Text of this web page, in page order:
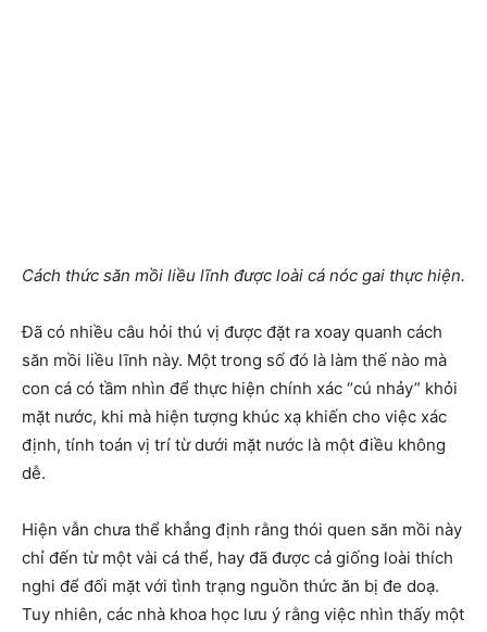
Cách thức săn mồi liều lĩnh được loài cá nóc gai thực hiện.
Đã có nhiều câu hỏi thú vị được đặt ra xoay quanh cách
săn mồi liều lĩnh này. Một trong số đó là làm thế nào mà
con cá có tầm nhìn để thực hiện chính xác “cú nhảy” khỏi
mặt nước, khi mà hiện tượng khúc xạ khiến cho việc xác
định, tính toán vị trí từ dưới mặt nước là một điều không
dễ.
Hiện vẫn chưa thể khẳng định rằng thói quen săn mồi này
chỉ đến từ một vài cá thể, hay đã được cả giống loài thích
nghi để đối mặt với tình trạng nguồn thức ăn bị đe doạ.
Tuy nhiên, các nhà khoa học lưu ý rằng việc nhìn thấy một